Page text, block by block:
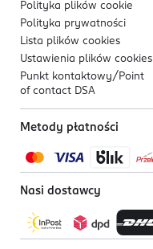
Polityka plików cookie
Polityka prywatności
Lista plików cookies
Ustawienia plików cookies
Punkt kontaktowy/ Point
of contact DSA
Metody płatności
Nasi dostawcy